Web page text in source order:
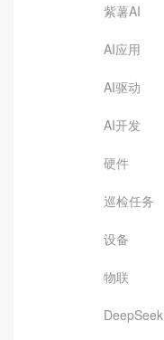
紫薯AI
AI应用
AI驱动
AI开发
硬件
巡检任务
设备
物联
DeepSeek